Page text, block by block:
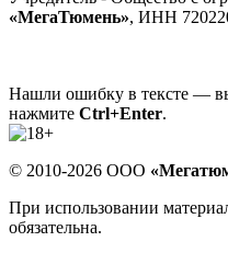
«МегаТюмень», ИНН
Нашли ошибку в тексте —
нажмите Ctrl+Enter.
© 2010-2026 ООО
При использовании
обязательна.